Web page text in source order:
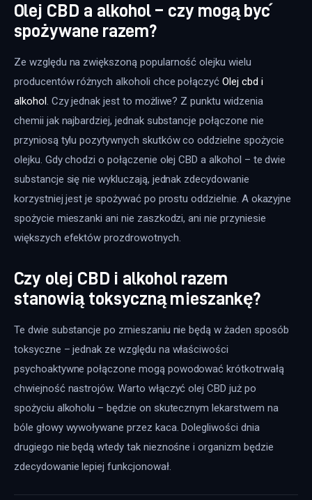
Olej CBD a alkohol – czy mogą być
spożywane razem?
Ze względu na zwiększoną popularność olejku wielu
producentów różnych alkoholi chce połączyć Olej cbd i
alkohol. Czy jednak jest to możliwe? Z punktu widzenia
chemii jak najbardziej, jednak substancje połączone nie
przyniosą tylu pozytywnych skutków co oddzielne spożycie
olejku. Gdy chodzi o połączenie olej CBD a alkohol – te dwie
substancje się nie wykluczają, jednak zdecydowanie
korzystniej jest je spożywać po prostu oddzielnie. A okazyjne
spożycie mieszanki ani nie zaszkodzi, ani nie przyniesie
większych efektów prozdrowotnych.
Czy olej CBD i alkohol razem
stanowią toksyczną mieszankę?
Te dwie substancje po zmieszaniu nie będą w żaden sposób
toksyczne – jednak ze względu na właściwości
psychoaktywne połączone mogą powodować krótkotrwałą
chwiejność nastrojów. Warto włączyć olej CBD już po
spożyciu alkoholu – będzie on skutecznym lekarstwem na
bóle głowy wywoływane przez kaca. Dolegliwości dnia
drugiego nie będą wtedy tak nieznośne i organizm będzie
zdecydowanie lepiej funkcjonował.